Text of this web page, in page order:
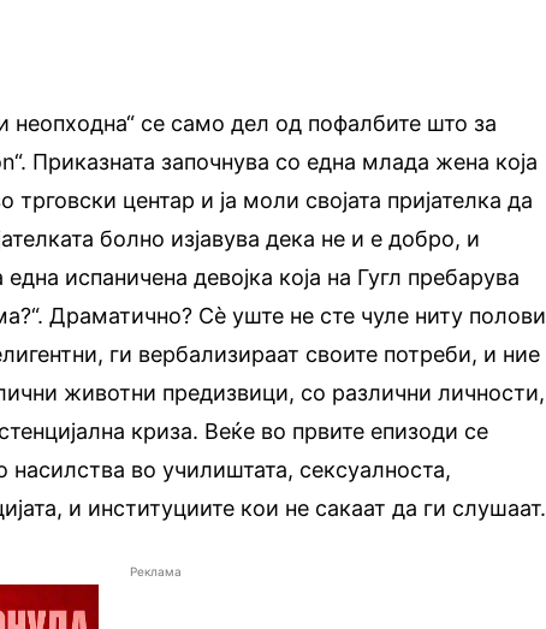
неопходна“ се само дел од пофалбите што за
Приказната започнува со една млада жена која
трговски центар и ја моли својата пријателка да
болно изјавува дека не и е добро, и
испаничена девојка која на Гугл пребарува
Драматично? Сè уште не сте чуле ниту
ги вербализираат своите потреби, и ние
животни предизвици, со различни личности,
криза. Веќе во првите епизоди се
насилства во училиштата, сексуалноста,
и институциите кои не сакаат да ги слушаат.
Реклама